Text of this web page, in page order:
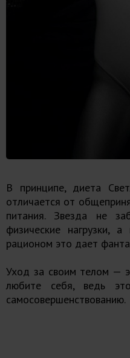
В принципе, диета
отличается от
питания. Звезда не
физические нагрузки,
рационом это дает
Уход за своим телом —
любите себя, ведь
самосовершенствованию.